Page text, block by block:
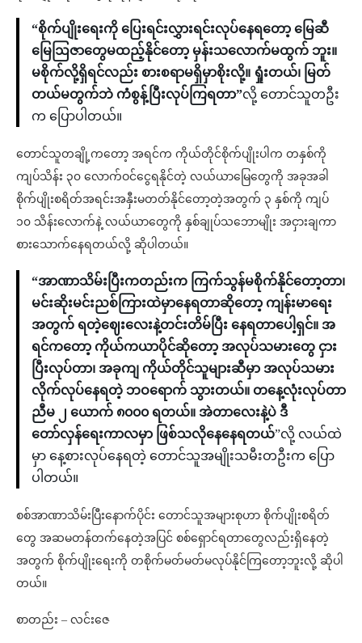
“စိုက်ပျိုးရေးကို ပြေးရင်းလွှားရင်းလုပ်နေရတော့ မြေဆီ
မြေဩဇာတွေမထည့်နိုင်တော့ မှန်းသလောက်မထွက် ဘူး။
မစိုက်လို့ရှိရင်လည်း စားစရာမရှိမှာစိုးလို့။ ရှုံးတယ်၊ မြတ်
တယ်မတွက်ဘဲ ကံစွန့်ပြီးလုပ်ကြရတာ”လို့ တောင်သူတဦး
က ပြောပါတယ်။
တောင်သူတချို့ကတော့ အရင်က ကိုယ်တိုင်စိုက်ပျိုးပါက တနှစ်ကို
ကျပ်သိန်း ၃၀ လောက်ဝင်ငွေရနိုင်တဲ့ လယ်ယာမြေတွေကို အခုအခါ
စိုက်ပျိုးစရိတ်အရင်းအနှီးမတတ်နိုင်တော့တဲ့အတွက် ၃ နှစ်ကို ကျပ်
၁၀ သိန်းလောက်နဲ့ လယ်ယာတွေကို နှစ်ချုပ်သဘောမျိုး အငှားချကာ
စားသောက်နေရတယ်လို့ ဆိုပါတယ်။
“အာဏာသိမ်းပြီးကတည်းက ကြက်သွန်မစိုက်နိုင်တော့တာ၊
မင်းဆိုးမင်းညစ်ကြားထဲမှာနေရတာဆိုတော့ ကျန်းမာရေး
အတွက် ရတဲ့ဈေးလေးနဲ့တင်းတိမ်ပြီး နေရ‌တာပေါ့ရှင်။ အ
ရင်ကတော့ ကိုယ်ကယာပိုင်ဆိုတော့ အလုပ်သမားတွေ ငှား
ပြီးလုပ်တာ၊ အခုကျ ကိုယ်တိုင်သူများဆီမှာ အလုပ်သမား
လိုက်လုပ်နေရတဲ့ ဘဝရောက် သွားတယ်။ တနေ့လုံးလုပ်တာ
ညီမ ၂ ယောက် ၈၀၀၀ ရတယ်။ အဲတာလေးနဲ့ပဲ ဒီ
တော်လှန်ရေးကာလမှာ ဖြစ်သလိုနေနေရတယ်”လို့ လယ်ထဲ
မှာ နေ့စားလုပ်နေရတဲ့ တောင်သူအမျိုးသမီးတဦးက ပြော
ပါတယ်။
စစ်အာဏာသိမ်းပြီးနောက်ပိုင်း တောင်သူအများစုဟာ စိုက်ပျိုးစရိတ်
တွေ အဆမတန်တက်နေတဲ့အပြင် စစ်ရှောင်ရတာတွေလည်းရှိနေတဲ့
အတွက် စိုက်ပျိုးရေးကို တစိုက်မတ်မတ်မလုပ်နိုင်ကြတော့ဘူးလို့ ဆိုပါ
တယ်။
စာတည်း – လင်းဇေ